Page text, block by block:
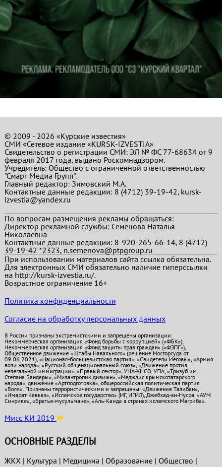
© 2009 - 2026 «Курские известия»
СМИ «Сетевое издание «KURSK-IZVESTIA»
Свидетельство о регистрации СМИ: ЭЛ № ФС 77-68634 от 9
февраля 2017 года, выдано Роскомнадзором.
Учредитель: Общество с ограниченной ответственностью
"Смарт Медиа Групп".
Главный редактор:Зимовский М.А.
Контактные данные редакции: 8 (4712) 39-19-42, kursk-
izvestia@yandex.ru
По вопросам размещения рекламы обращаться:
Директор рекламной службы: Семенова Наталья
Николаевна
Контактные данные редакции: 8-920-265-66-14, 8 (4712)
39-19-42 *2323, n.semenova@ptpgroup.ru
При использовании материалов сайта ссылка обязательна.
Для электронных СМИ обязательно наличие гиперссылки
на http://kursk-izvestia.ru/.
Возрастное ограничение 16+
Политика конфиденциальности
Согласие на обработку персональных данных
В России признаны экстремистскими и запрещены организации:
Некоммерческая организация «Фонд борьбы с коррупцией» («ФБК»),
Некоммерческая организация «Фонд защиты прав граждан» («ФЗПГ»),
Общественное движение «Штабы Навального» (решение Мосгорсуда от
09.06.2021), «Национал-большевистская партия», «Свидетели Иеговы», «Армия
воли народа», «Русский общенациональный союз», «Движение против
нелегальной иммиграции», «Правый сектор», УНА-УНСО, УПА, «Тризуб им.
Степана Бандеры», «Мизантропик дивижн», «Меджлис крымскотатарского
народа», движение «Артподготовка», общероссийская политическая партия
«Воля». Признаны террористическими и запрещены: «Движение Талибан»,
«Имарат Кавказ», «Исламское государство» (ИГ, ИГИЛ), Джебхад-ан-Нусра, «АУМ
Синрике», «Братья-мусульмане», «Аль-Каида в странах исламского Магриба».
Мисс КИ 2019
ОСНОВНЫЕ РАЗДЕЛЫ
ЖКХ| Культура | Медицина | Образование| Общество |